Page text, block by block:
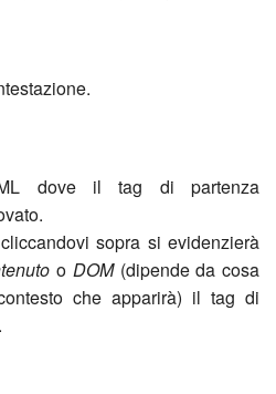
dove il tag di partenza
sopra si evidenzierà
o DOM(dipende da cosa
che apparirà) il tag di